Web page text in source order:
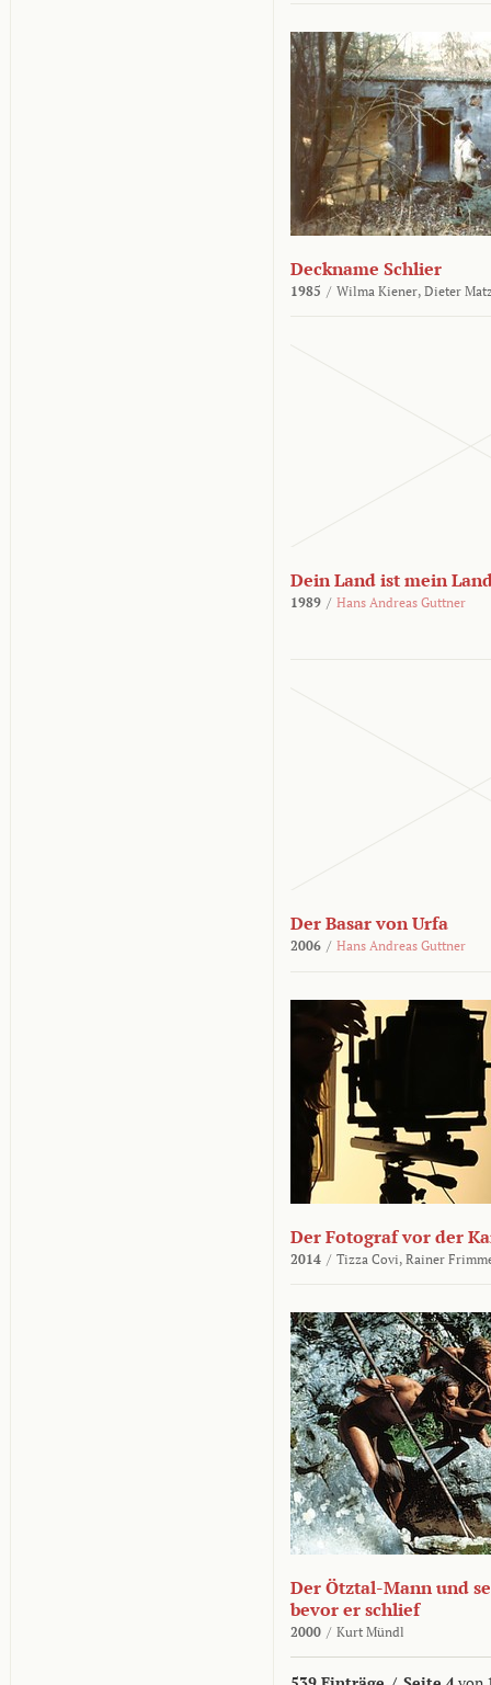
Deckname Schlier
1985 / Wilma Kiener, Dieter
Dein Land ist mein
1989 / Hans Andreas Guttner
Der Basar von Urfa
2006 / Hans Andreas Guttner
Der Fotograf vor der
2014 / Tizza Covi, Rainer
Der Ötztal-Mann und
bevor er schlief
2000 / Kurt Mündl